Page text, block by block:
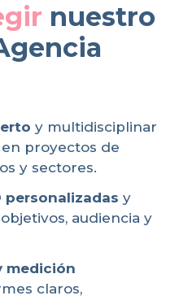
nuestro
y multidisciplinar
proyectos de
y sectores.
personalizadas y
audiencia y
medición
claros,